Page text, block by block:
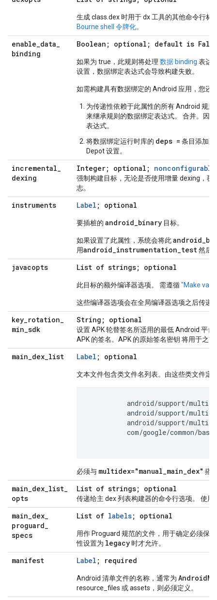
生成 class.dex 时用于 dx 工具的其他命令行标
Bourne shell 令牌化。
enable_data_
binding
Boolean; optional; default is
如果为 true，此规则将处理 数据 binding 表达
设置，数据绑定表达式会导致构建失败。
如需构建具有数据绑定的 Android 应用，您还
为传递性依赖于此属性的所有 Android 规
来继承规则的数据绑定表达式。 合并。因
表达式。
将数据绑定运行时库的 deps = 条目添加
Depot 设置。
incremental_
dexing
Integer; optional; nonconfigurable
强制构建目标，无论是否使用增量 dexing，
志。
instruments Label ; optional
要插桩的 android_binary 目标。
如果设置了此属性，系统会将此
用android_instrumentation_test然后
javacopts List of strings; optional
此目标的额外编译器选项。 需遵循"Make
这些编译器选项会在全局编译器选项之后传递
key_rotation_
min_sdk
String; optional
设置 APK 轮替签名所适用的最低 Android 平
APK 的签名。APK 的原始签名密钥 将用于之
main_dex_list Label ; optional
文本文件包含类文件名列表。由这些类文件定
android/support/
android/support/
android/support/
com/google/common/
必须与 multidex="manual_main_dex" 搭
main_dex_list_
opts
List of strings; optional
传递给主 dex 列表构建器的命令行选项。 使
main_dex_
proguard_
specs
List of labels; optional
用作 Proguard 规范的文件，用于确定必须保
性设置为 legacy 时才允许。
manifest Label ; required
Android 清单文件的名称，通常为 Android
resource_files 或 assets，则必须定义。